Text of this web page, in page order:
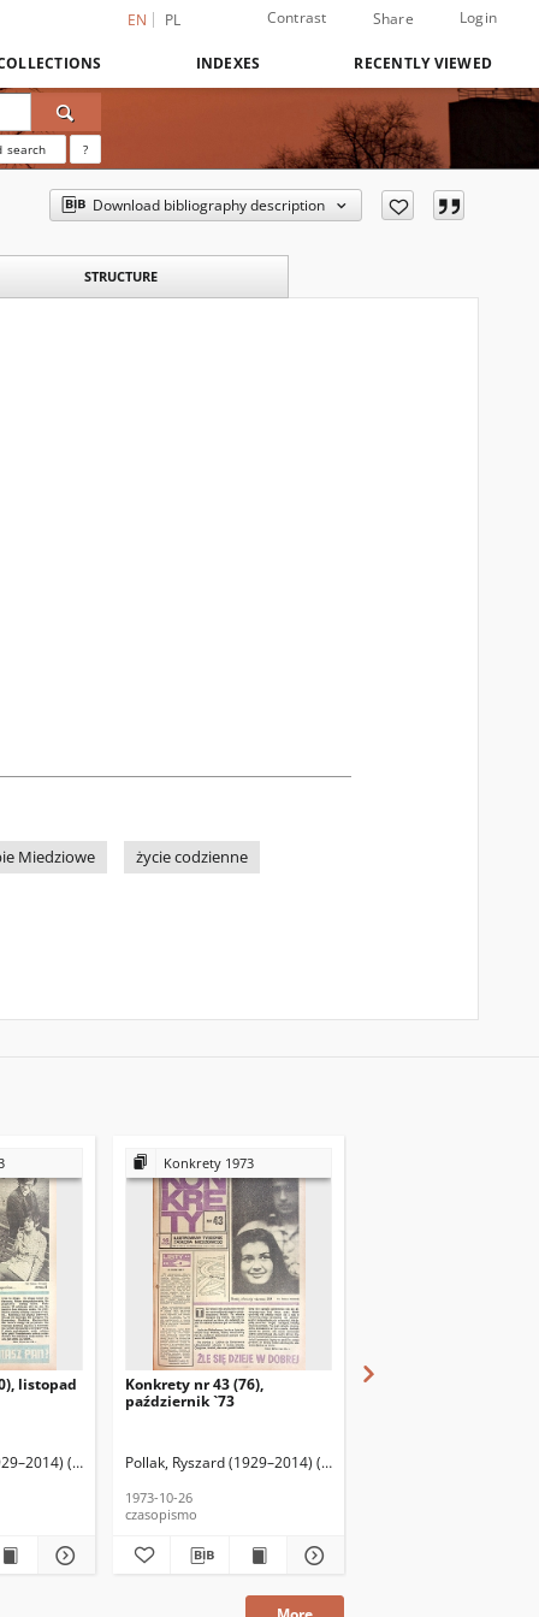
EN PL Contrast Share Login
INDEXES RECENTLY VIEWED
search ?
Download bibliography description
STRUCTURE
Miedziowe życie codzienne
(fotoreporter)
listopad
(red. nacz.) Matkowski, Tadeusz (fotoreporter)
Konkrety 1973
Konkrety nr 43 (76),
październik `73
Pollak, Ryszard (1929–2014) (red. nacz.)
1973-10-26
czasopismo